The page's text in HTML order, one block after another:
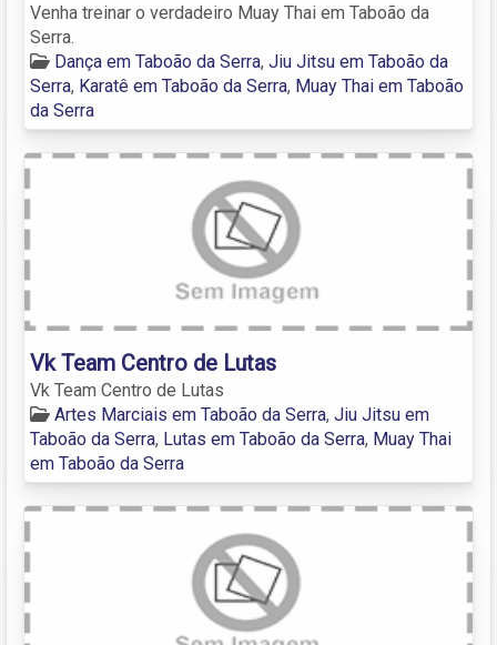
Venha treinar o verdadeiro Muay Thai em Taboão da
Serra.
Dança em Taboão da Serra, Jiu Jitsu em Taboão da
Serra, Karatê em Taboão da Serra, Muay Thai em Taboão
da Serra
Vk Team Centro de Lutas
Vk Team Centro de Lutas
Artes Marciais em Taboão da Serra, Jiu Jitsu em
Taboão da Serra, Lutas em Taboão da Serra, Muay Thai
em Taboão da Serra